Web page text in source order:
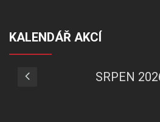
KALENDÁŘ AKCÍ
SRPEN